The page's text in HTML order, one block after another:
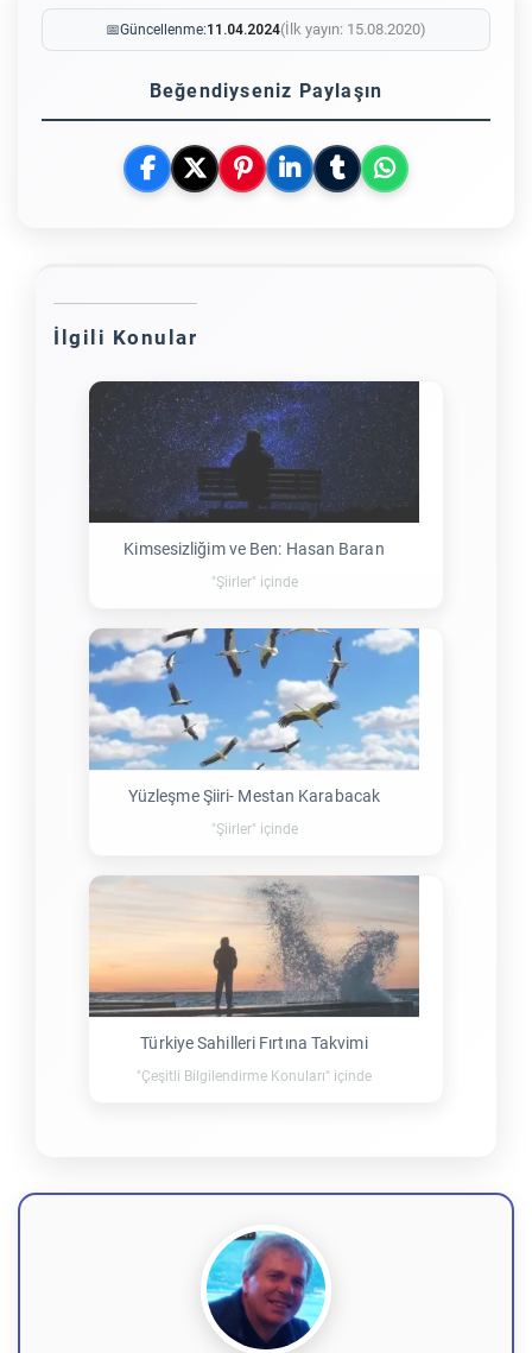
📅Güncellenme:11.04.2024(İlk yayın: 15.08.2020)
Beğendiyseniz Paylaşın
İlgili Konular
Kimsesizliğim ve Ben: Hasan Baran
"Şiirler" içinde
Yüzleşme Şiiri- Mestan Karabacak
"Şiirler" içinde
Türkiye Sahilleri Fırtına Takvimi
"Çeşitli Bilgilendirme Konuları" içinde